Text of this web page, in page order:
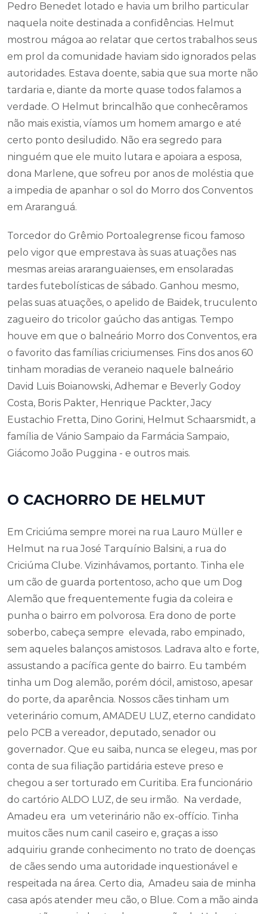
Pedro Benedet lotado e havia um brilho particular
naquela noite destinada a confidências. Helmut
mostrou mágoa ao relatar que certos trabalhos seus
em prol da comunidade haviam sido ignorados pelas
autoridades. Estava doente, sabia que sua morte não
tardaria e, diante da morte quase todos falamos a
verdade. O Helmut brincalhão que conhecêramos
não mais existia, víamos um homem amargo e até
certo ponto desiludido. Não era segredo para
ninguém que ele muito lutara e apoiara a esposa,
dona Marlene, que sofreu por anos de moléstia que
a impedia de apanhar o sol do Morro dos Conventos
em Araranguá.
Torcedor do Grêmio Portoalegrense ficou famoso
pelo vigor que emprestava às suas atuações nas
mesmas areias araranguaienses, em ensolaradas
tardes futebolísticas de sábado. Ganhou mesmo,
pelas suas atuações, o apelido de Baidek, truculento
zagueiro do tricolor gaúcho das antigas. Tempo
houve em que o balneário Morro dos Conventos, era
o favorito das famílias criciumenses. Fins dos anos 60
tinham moradias de veraneio naquele balneário
David Luis Boianowski, Adhemar e Beverly Godoy
Costa, Boris Pakter, Henrique Packter, Jacy
Eustachio Fretta, Dino Gorini, Helmut Schaarsmidt, a
família de Vánio Sampaio da Farmácia Sampaio,
Giácomo João Puggina - e outros mais.
O CACHORRO DE HELMUT
Em Criciúma sempre morei na rua Lauro Müller e
Helmut na rua José Tarquínio Balsini, a rua do
Criciúma Clube. Vizinhávamos, portanto. Tinha ele
um cão de guarda portentoso, acho que um Dog
Alemão que frequentemente fugia da coleira e
punha o bairro em polvorosa. Era dono de porte
soberbo, cabeça sempre elevada, rabo empinado,
sem aqueles balanços amistosos. Ladrava alto e forte,
assustando a pacífica gente do bairro. Eu também
tinha um Dog alemão, porém dócil, amistoso, apesar
do porte, da aparência. Nossos cães tinham um
veterinário comum, AMADEU LUZ, eterno candidato
pelo PCB a vereador, deputado, senador ou
governador. Que eu saiba, nunca se elegeu, mas por
conta de sua filiação partidária esteve preso e
chegou a ser torturado em Curitiba. Era funcionário
do cartório ALDO LUZ, de seu irmão. Na verdade,
Amadeu era um veterinário não ex-offício. Tinha
muitos cães num canil caseiro e, graças a isso
adquiriu grande conhecimento no trato de doenças
de cães sendo uma autoridade inquestionável e
respeitada na área. Certo dia, Amadeu saia de minha
casa após atender meu cão, o Blue. Com a mão ainda